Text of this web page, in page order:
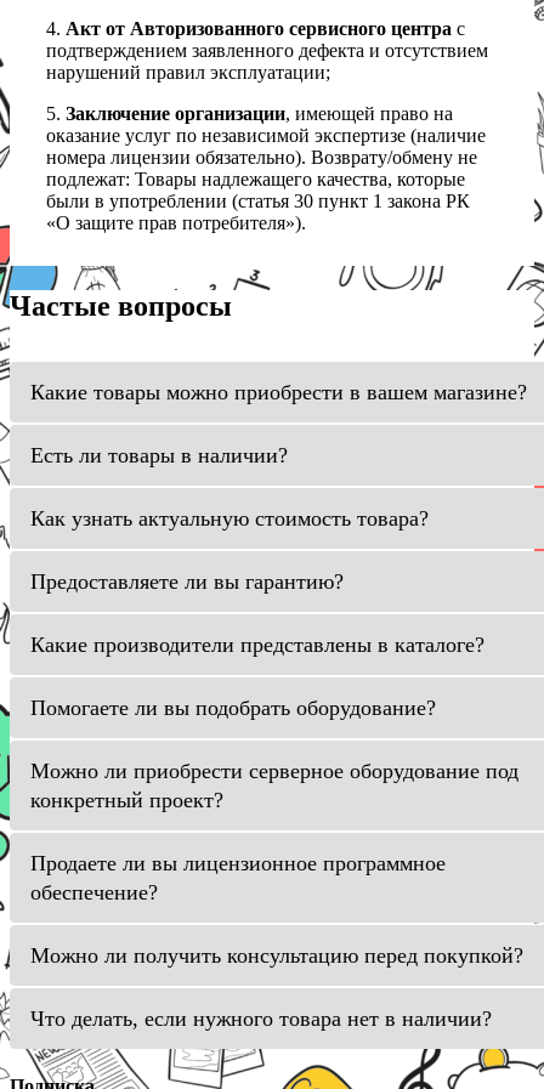
4. Акт от Авторизованного сервисного центра с
подтверждением заявленного дефекта и отсутствием
нарушений правил эксплуатации;
5. Заключение организации, имеющей право на
оказание услуг по независимой экспертизе (наличие
номера лицензии обязательно). Возврату/обмену не
подлежат: Товары надлежащего качества, которые
были в употреблении (статья 30 пункт 1 закона РК
«О защите прав потребителя»).
Частые вопросы
Какие товары можно приобрести в вашем магазине?
Есть ли товары в наличии?
Как узнать актуальную стоимость товара?
Предоставляете ли вы гарантию?
Какие производители представлены в каталоге?
Помогаете ли вы подобрать оборудование?
Можно ли приобрести серверное оборудование под
конкретный проект?
Продаете ли вы лицензионное программное
обеспечение?
Можно ли получить консультацию перед покупкой?
Что делать, если нужного товара нет в наличии?